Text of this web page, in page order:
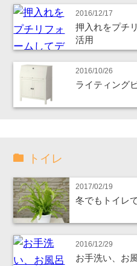
2016/12/17
押入れをプチ
活用
2016/10/26
ライティング
トイレ
2017/02/19
冬でもトイレ
2016/12/29
お手洗い、お